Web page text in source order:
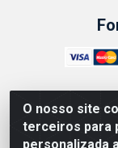
O nosso site
terceiros para
personalizada
ABRASEG